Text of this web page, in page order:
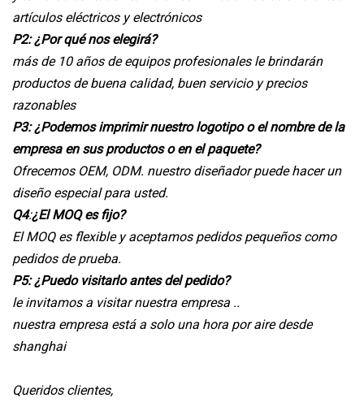
artículos eléctricos y electrónicos
P2: ¿Por qué nos elegirá?
más de 10 años de equipos profesionales le brindarán
productos de buena calidad, buen servicio y precios
razonables
P3: ¿Podemos imprimir nuestro logotipo o el nombre de la
empresa en sus productos o en el paquete?
Ofrecemos OEM, ODM. nuestro diseñador puede hacer un
diseño especial para usted.
Q4:¿El MOQ es fijo?
El MOQ es flexible y aceptamos pedidos pequeños como
pedidos de prueba.
P5: ¿Puedo visitarlo antes del pedido?
le invitamos a visitar nuestra empresa ..
nuestra empresa está a solo una hora por aire desde
shanghai
Queridos clientes,